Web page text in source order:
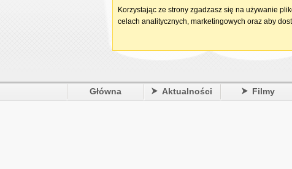
Główna Aktualności Filmy
Korzystając ze strony zgadzasz się na używanie
celach analitycznych, marketingowych oraz aby